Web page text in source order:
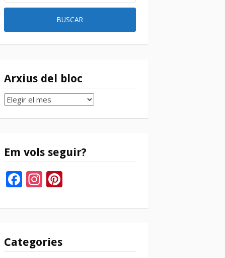
Arxius del bloc
Arxius
bloc
Em vols seguir?
Facebook
Instagram
Categories